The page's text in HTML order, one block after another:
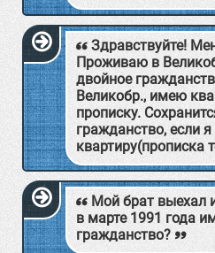
Здравствуйте!
Проживаю в
двойное
Великобр., имею
прописку.
гражданство, если
квартиру(прописка
Мой брат выехал
в марте 1991 года
гражданство?